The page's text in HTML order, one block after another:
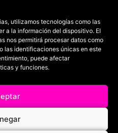
utilizamos tecnologías como las
a la información del dispositivo. El
nos permitirá procesar datos como
las identificaciones únicas en este
puede afectar
y funciones.
privacidad
condiciones
cookies
Legal
(2026)
reserved